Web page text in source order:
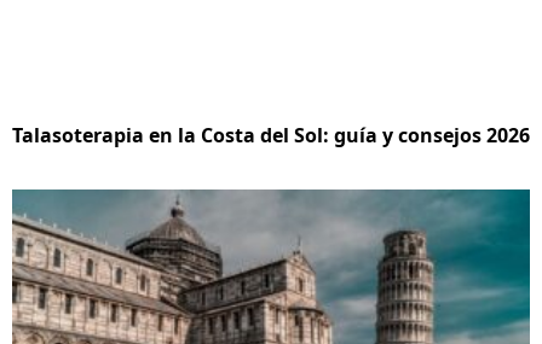
Talasoterapia en la Costa del Sol: guía y consejos 2026